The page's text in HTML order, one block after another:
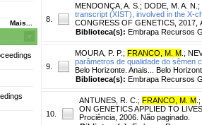
Mais... 8.
MENDONÇA, A. S. ; DODE, M. A. N. ;
transcript (XIST), involved in the X-
CONGRESS OF GENETICS, 2017,
Biblioteca(s): Embrapa Recursos
9.
MOURA, P. P. ; FRANCO, M. M ;
parâmetros de qualidade do sêmen
Belo Horizonte. Anais... Belo
Biblioteca(s): Embrapa Recursos
10.
ANTUNES, R. C. ; FRANCO, M. M ;
ON GENETICS APPLIED TO
Prociência, 2006. Não paginado.